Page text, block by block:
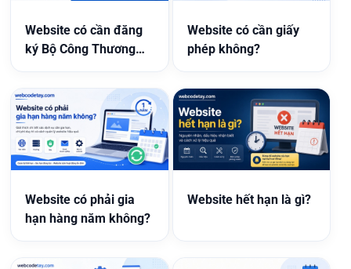
Website có cần đăng
ký Bộ Công Thương
Website có cần giấy
phép không?
Website có phải gia
hạn hàng năm không?
Website hết hạn là gì?